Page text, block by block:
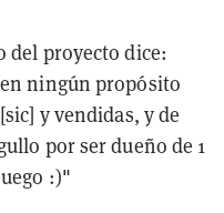
del proyecto dice:
ningún propósito
y vendidas, y de
por ser dueño de 1
:)"